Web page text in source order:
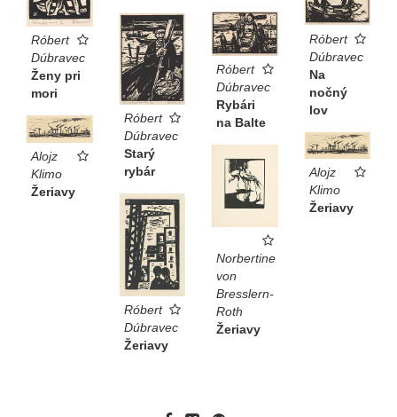
Róbert
Dúbravec
Ženy pri
mori
Róbert
Dúbravec
Na
nočný
lov
Róbert
Dúbravec
Rybári
na Balte
Róbert
Dúbravec
Starý
rybár
Alojz
Klimo
Žeriavy
Alojz
Klimo
Žeriavy
Norbertine
von
Bresslern-
Roth
Žeriavy
Róbert
Dúbravec
Žeriavy